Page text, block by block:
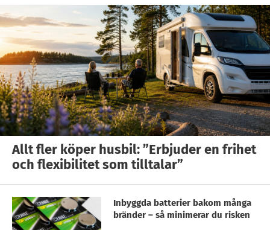
Allt fler köper husbil: ”Erbjuder en frihet
och flexibilitet som tilltalar”
Inbyggda batterier bakom många
bränder – så minimerar du risken